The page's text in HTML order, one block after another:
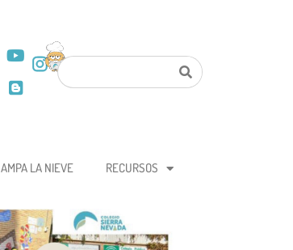
AMPA LA NIEVE RECURSOS